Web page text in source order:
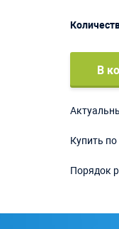
В
Купить
Порядок